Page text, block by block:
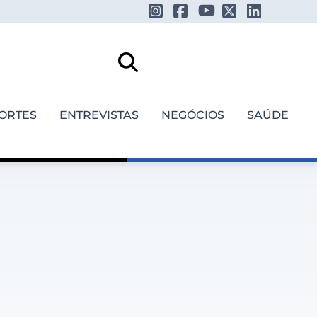
ENTREVISTAS NEGÓCIOS SAÚDE